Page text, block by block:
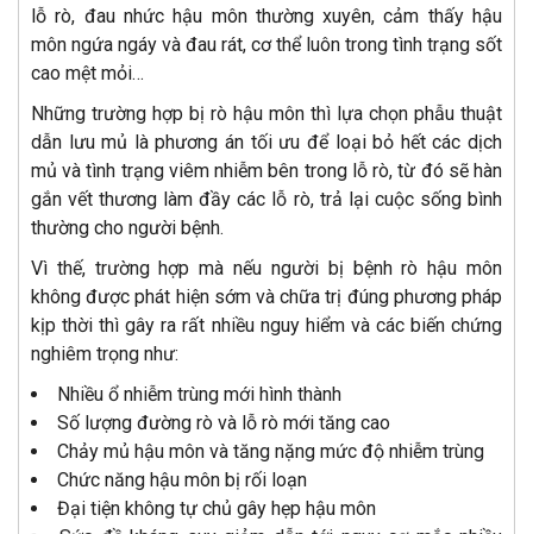
lỗ rò, đau nhức hậu môn thường xuyên, cảm thấy hậu
môn ngứa ngáy và đau rát, cơ thể luôn trong tình trạng sốt
cao mệt mỏi…
Những trường hợp bị rò hậu môn thì lựa chọn phẫu thuật
dẫn lưu mủ là phương án tối ưu để loại bỏ hết các dịch
mủ và tình trạng viêm nhiễm bên trong lỗ rò, từ đó sẽ hàn
gắn vết thương làm đầy các lỗ rò, trả lại cuộc sống bình
thường cho người bệnh.
Vì thế, trường hợp mà nếu người bị bệnh rò hậu môn
không được phát hiện sớm và chữa trị đúng phương pháp
kịp thời thì gây ra rất nhiều nguy hiểm và các biến chứng
nghiêm trọng như:
Nhiều ổ nhiễm trùng mới hình thành
Số lượng đường rò và lỗ rò mới tăng cao
Chảy mủ hậu môn và tăng nặng mức độ nhiễm trùng
Chức năng hậu môn bị rối loạn
Đại tiện không tự chủ gây hẹp hậu môn